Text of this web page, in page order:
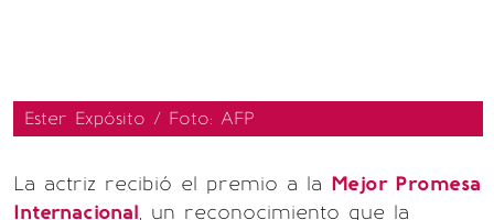
Ester Expósito / Foto: AFP
La actriz recibió el premio a la Mejor Promesa
Internacional, un reconocimiento que la